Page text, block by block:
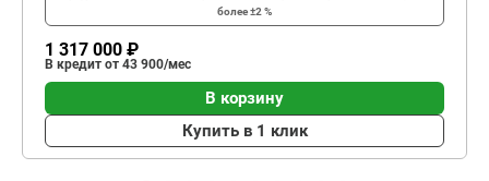
более ±2 %
1 317 000 ₽
В кредит от 43 900/мес
В корзину
Купить в 1 клик